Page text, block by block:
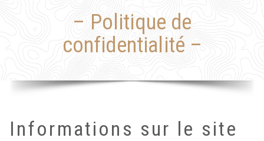
– Politique de
confidentialité –
Informations sur le site